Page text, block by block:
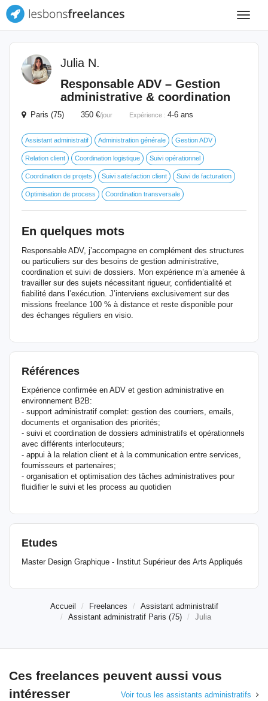
Toggle
Julia N.
Responsable ADV – Gestion
administrative & coordination
Paris (75) 350 €/jour Expérience : 4-6 ans
Assistant administratif Administration générale Gestion ADV
Relation client Coordination logistique Suivi opérationnel
Coordination de projets Suivi satisfaction client Suivi de facturation
Optimisation de process Coordination transversale
En quelques mots
Responsable ADV, j’accompagne en complément des structures
ou particuliers sur des besoins de gestion administrative,
coordination et suivi de dossiers. Mon expérience m’a amenée à
travailler sur des sujets nécessitant rigueur, confidentialité et
fiabilité dans l’exécution. J’interviens exclusivement sur des
missions freelance 100 % à distance et reste disponible pour
des échanges réguliers en visio.
Références
Expérience confirmée en ADV et gestion administrative en
environnement B2B:
- support administratif complet: gestion des courriers, emails,
documents et organisation des priorités;
- suivi et coordination de dossiers administratifs et opérationnels
avec différents interlocuteurs;
- appui à la relation client et à la communication entre services,
fournisseurs et partenaires;
- organisation et optimisation des tâches administratives pour
fluidifier le suivi et les process au quotidien
Etudes
Master Design Graphique - Institut Supérieur des Arts Appliqués
Accueil Freelances
Assistant administratif
Assistant administratif Paris (75)
Julia
Ces freelances peuvent aussi vous
intéresser
Voir tous les assistants administratifs